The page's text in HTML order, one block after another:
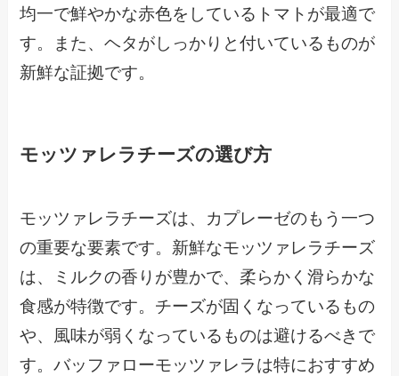
均一で鮮やかな赤色をしているトマトが最適で
す。また、ヘタがしっかりと付いているものが
新鮮な証拠です。
モッツァレラチーズの選び方
モッツァレラチーズは、カプレーゼのもう一つ
の重要な要素です。新鮮なモッツァレラチーズ
は、ミルクの香りが豊かで、柔らかく滑らかな
食感が特徴です。チーズが固くなっているもの
や、風味が弱くなっているものは避けるべきで
す。バッファローモッツァレラは特におすすめ